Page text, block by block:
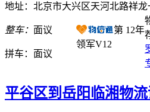
地址：北京市大兴区天河北路祥龙
整车： 面议
拼车： 面议
第 12年
领军V12
平谷区到岳阳临湘物